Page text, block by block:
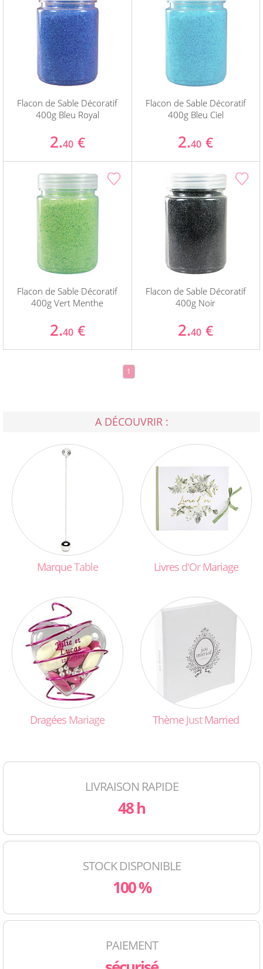
Flacon de Sable Décoratif
400g Bleu Royal
2.40 €
Flacon de Sable Décoratif
400g Bleu Ciel
2.40 €
Flacon de Sable Décoratif
400g Vert Menthe
2.40 €
Flacon de Sable Décoratif
400g Noir
2.40 €
1
A DÉCOUVRIR :
MarqueTable Livres d'OrMariage
Dragées Mariage Thème JustMarried
LIVRAISON RAPIDE
48 h
STOCK DISPONIBLE
100 %
PAIEMENT